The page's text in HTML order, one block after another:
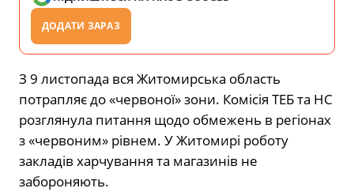
ДОДАТИ ЗАРАЗ
З 9 листопада вся Житомирська область
потрапляє до «червоної» зони. Комісія ТЕБ та НС
розглянула питання щодо обмежень в регіонах
з «червоним» рівнем. У Житомирі роботу
закладів харчування та магазинів не
забороняють.